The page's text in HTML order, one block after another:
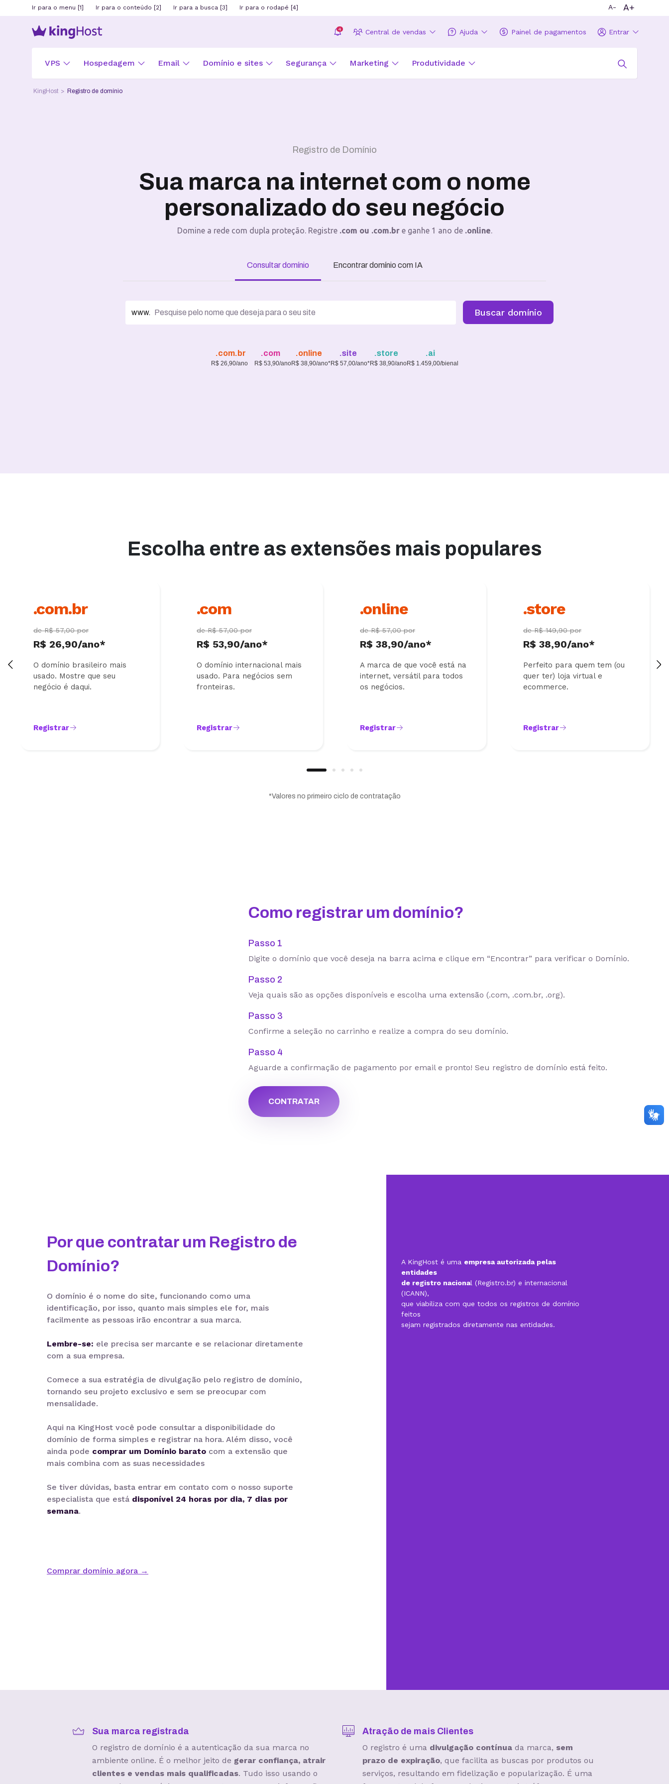
Ir para o menu [1] Ir para o conteúdo [2] Ir para a busca [3] Ir para o rodapé [4] A- A+
4 Central de vendas Ajuda Painel de pagamentos Entrar
VPS Hospedagem Email Domínio e sites Segurança Marketing Produtividade
KingHost Registro de domínio
Registro de Domínio
Sua marca na internet com o nome
personalizado do seu negócio
Domine a rede com dupla proteção. Registre .com ou .com.bre ganhe 1 ano de .online.
Consultar domínio Encontrar domínio com IA
www. Buscar domínio
.com.br
R$ 26,90/ano
.com
R$ 53,90/ano
.online
R$ 38,90/ano*
.site
R$ 57,00/ano*
.store
R$ 38,90/ano
.ai
R$ 1.459,00/bienal
Escolha entre as extensões mais populares
.com.br
de R$ 57,00 por
R$ 26,90/ano*
O domínio brasileiro mais
usado. Mostre que seu
negócio é daqui.
Registrar
.com
de R$ 57,00 por
R$ 53,90/ano*
O domínio internacional mais
usado. Para negócios sem
fronteiras.
Registrar
.online
de R$ 57,00 por
R$ 38,90/ano*
A marca de que você está na
internet, versátil para todos
os negócios.
Registrar
.store
de R$ 149,90 por
R$ 38,90/ano*
Perfeito para quem tem (ou
quer ter) loja virtual e
ecommerce.
Registrar
*Valores no primeiro ciclo de contratação
Como registrar um domínio?
Passo 1
Digite o domínio que você deseja na barra acima e clique em “Encontrar” para verificar o Domínio.
Passo 2
Veja quais são as opções disponíveis e escolha uma extensão (.com, .com.br, .org).
Passo 3
Confirme a seleção no carrinho e realize a compra do seu domínio.
Passo 4
Aguarde a confirmação de pagamento por email e pronto! Seu registro de domínio está feito.
CONTRATAR
Por que contratar um Registro de
Domínio?
O domínio é o nome do site, funcionando como uma
identificação, por isso, quanto mais simples ele for, mais
facilmente as pessoas irão encontrar a sua marca.
Lembre-se: ele precisa ser marcante e se relacionar diretamente
com a sua empresa.
Comece a sua estratégia de divulgação pelo registro de domínio,
tornando seu projeto exclusivo e sem se preocupar com
mensalidade.
Aqui na KingHost você pode consultar a disponibilidade do
domínio de forma simples e registrar na hora. Além disso, você
ainda pode comprar um Domínio barato com a extensão que
mais combina com as suas necessidades
Se tiver dúvidas, basta entrar em contato com o nosso suporte
especialista que está disponível 24 horas por dia, 7 dias por
semana.
Comprar domínio agora →
A KingHost é uma empresa autorizada pelas
entidades
de registro nacional (Registro.br) e internacional
(ICANN),
que viabiliza com que todos os registros de domínio
feitos
sejam registrados diretamente nas entidades.
Sua marca registrada
O registro de domínio é a autenticação da sua marca no
ambiente online. É o melhor jeito de gerar confiança, atrair
clientes e vendas mais qualificadas. Tudo isso usando o
Atração de mais Clientes
O registro é uma divulgação contínua da marca, sem
prazo de expiração, que facilita as buscas por produtos ou
serviços, resultando em fidelização e popularização. É uma